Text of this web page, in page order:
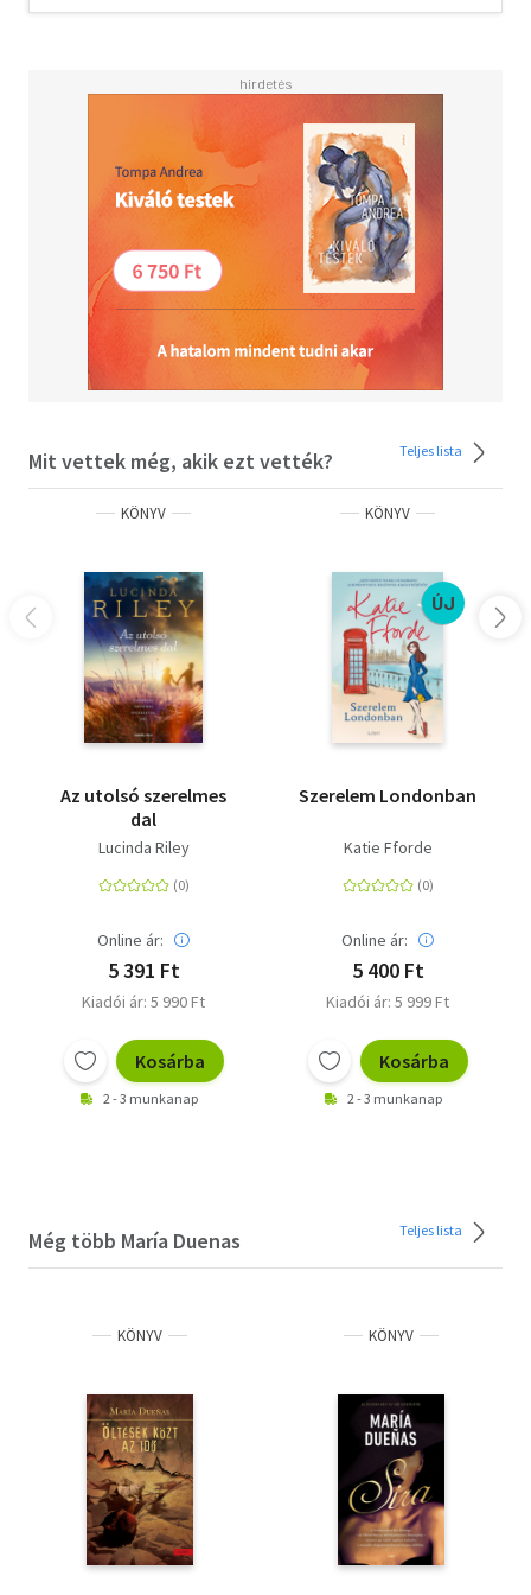
években hirdettek meg először Spanyolországba. Daniel
E három ember sorsa fonódik össze a regényben, melynek
végén minden titokra fény derül.
Az Elfelejtett misszió María Dueñas második regénye, az
első Öltések közt az idő címmel jelent meg magyarul.
Mit vettek még, akik ezt vették? Teljes lista
KÖNYV
Az utolsó szerelmes
dal
Lucinda Riley
Online ár:
5 391 Ft
Kiadói ár: 5 990 Ft
Kosárba
2 - 3 munkanap
KÖNYV
ÚJ
Szerelem Londonban
Katie Fforde
Online ár:
5 400 Ft
Kiadói ár: 5 999 Ft
Kosárba
2 - 3 munkanap
Még több María Duenas Teljes lista
KÖNYV KÖNYV